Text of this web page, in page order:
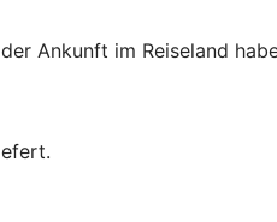
Ankunft im Reiseland